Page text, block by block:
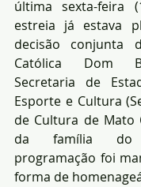
última sexta-feira
estreia já estava
decisão conjunta
Católica Dom
Secretaria de
Esporte e Cultura
de Cultura de Mato
da família do
programação foi
forma de